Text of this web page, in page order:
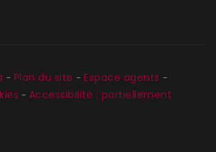
- Plan du site - Espace agents -
- Accessibilité : partiellement